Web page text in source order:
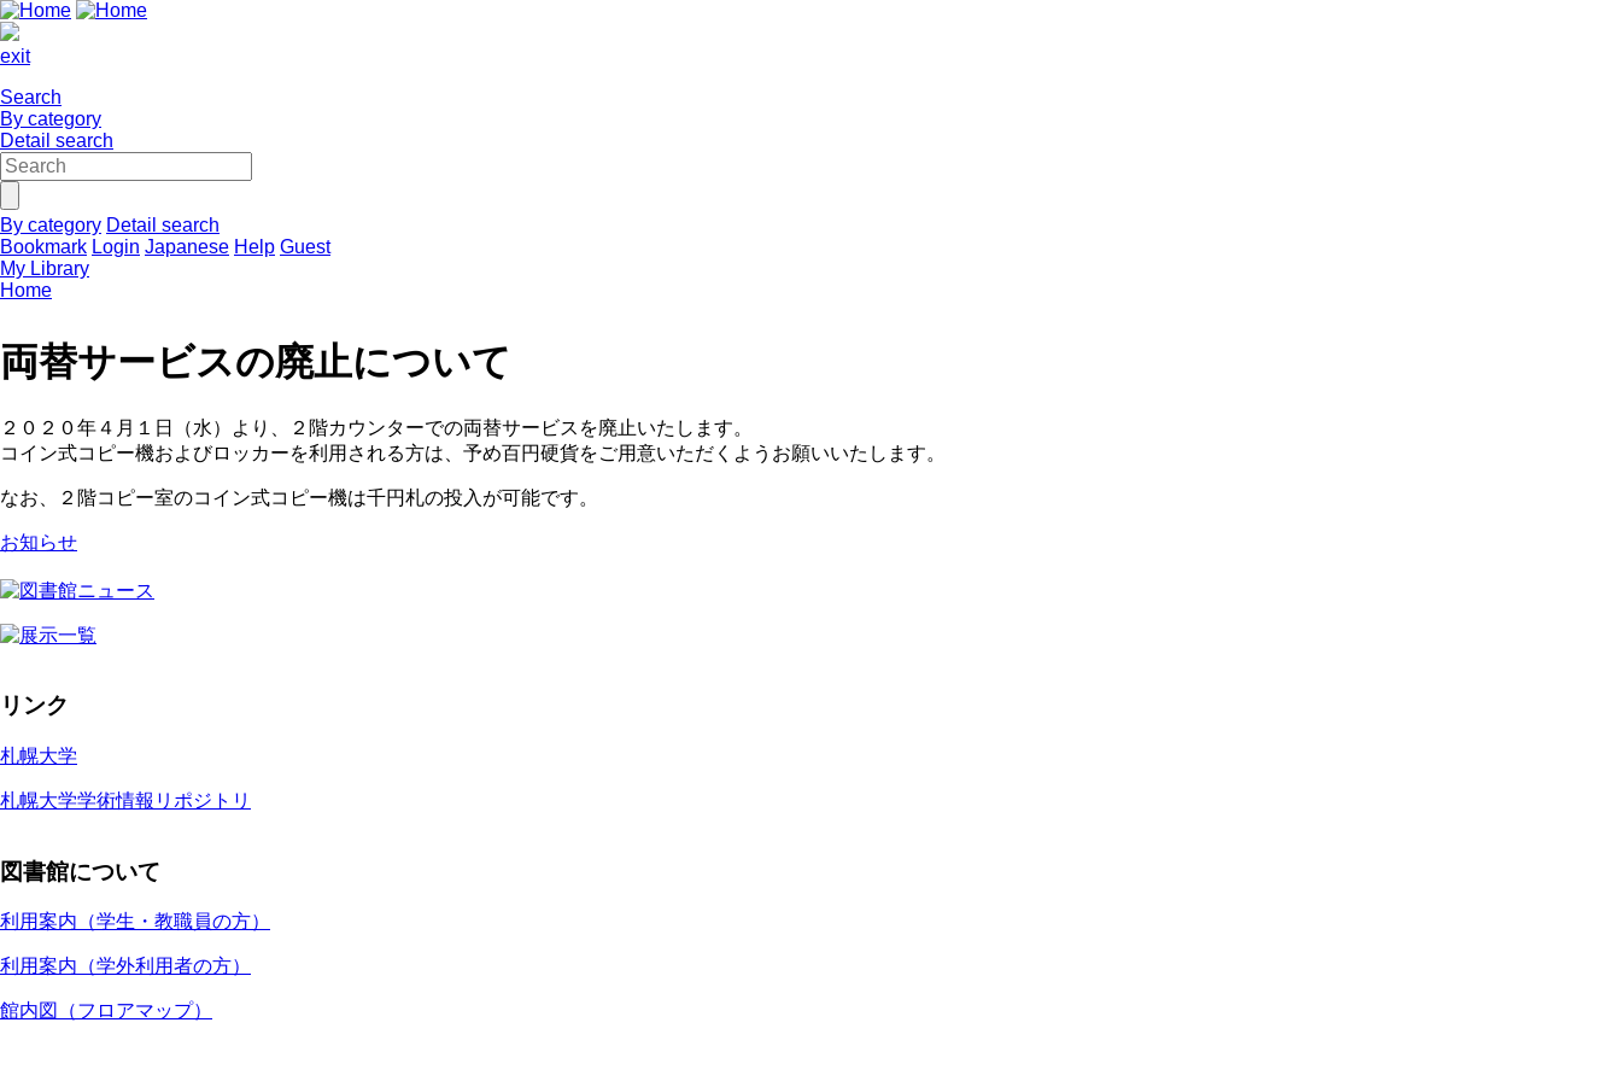
exit
Search
By category
Detail search
By category Detail search
Bookmark Login Japanese Help Guest
My Library
Home
両替サービスの廃止について
２０２０年４月１日（水）より、２階カウンターでの両替サービスを廃止いたします。
コイン式コピー機およびロッカーを利用される方は、予め百円硬貨をご用意いただくようお願いいたします。
なお、２階コピー室のコイン式コピー機は千円札の投入が可能です。
お知らせ
リンク
札幌大学
札幌大学学術情報リポジトリ
図書館について
利用案内（学生・教職員の方）
利用案内（学外利用者の方）
館内図（フロアマップ）